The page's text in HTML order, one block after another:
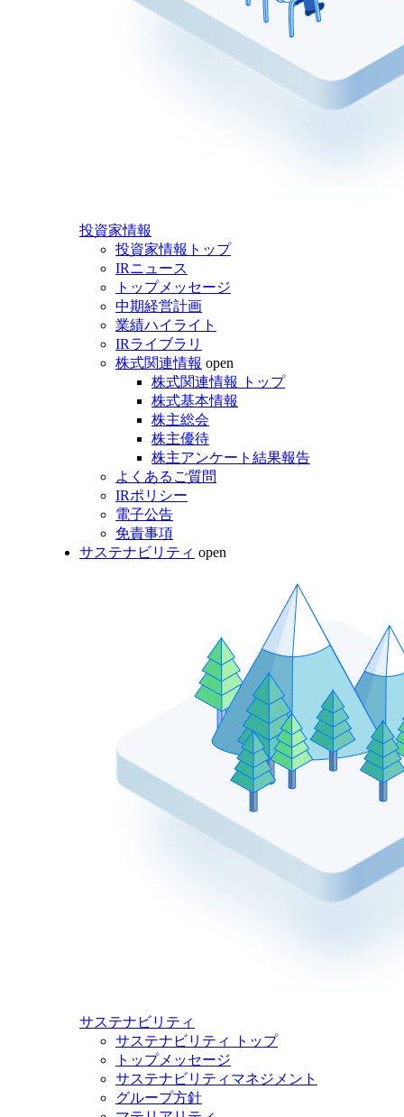
投資家情報
投資家情報トップ
IRニュース
トップメッセージ
中期経営計画
業績ハイライト
IRライブラリ
株式関連情報 open
株式関連情報 トップ
株式基本情報
株主総会
株主優待
株主アンケート結果報告
よくあるご質問
IRポリシー
電子公告
免責事項
サステナビリティ open
サステナビリティ
サステナビリティ トップ
トップメッセージ
サステナビリティマネジメント
グループ方針